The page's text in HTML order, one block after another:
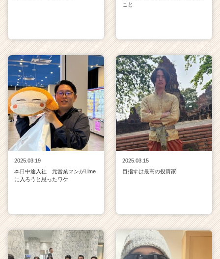
こと
2025.03.19
本日中途入社 元営業マンがLime
に入ろうと思ったワケ
2025.03.15
目指すは最高の投資家